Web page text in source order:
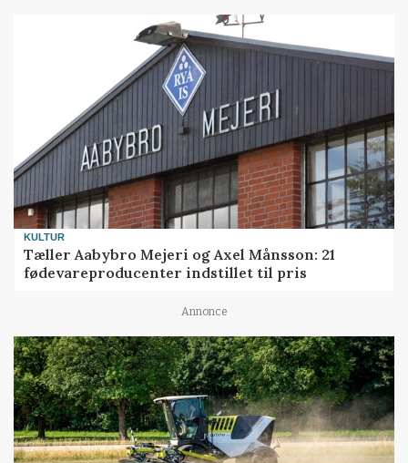
KULTUR
Tæller Aabybro Mejeri og Axel Månsson: 21
fødevareproducenter indstillet til pris
Annonce